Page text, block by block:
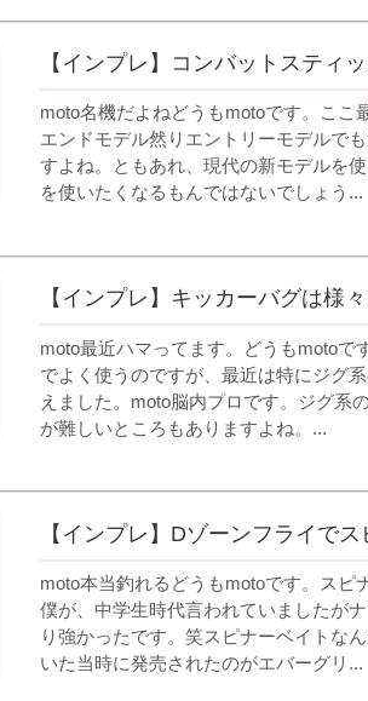
【インプレ】コンバットスティ
moto名機だよねどうもmotoです。ここ
エンドモデル然りエントリーモデルで
すよね。ともあれ、現代の新モデルを
を使いたくなるもんではないでしょう...
【インプレ】キッカーバグは様
moto最近ハマってます。どうもmotoで
でよく使うのですが、最近は特にジグ
えました。moto脳内プロです。ジグ系
が難しいところもありますよね。...
【インプレ】Dゾーンフライで
moto本当釣れるどうもmotoです。スピ
僕が、中学生時代言われていましたが
り強かったです。笑スピナーベイトな
いた当時に発売されたのがエバーグリ...